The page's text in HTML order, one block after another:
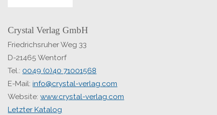
Crystal Verlag GmbH
Friedrichsruher Weg 33
D-21465 Wentorf
Tel.: 0049 (0)40 71001568
E-Mail:info@crystal-verlag.com
Website:www.crystal-verlag.com
Letzter Katalog